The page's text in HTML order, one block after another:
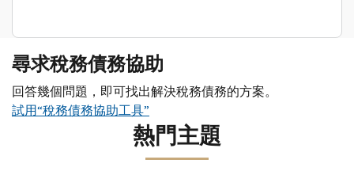
尋求稅務債務協助
回答幾個問題，即可找出解決稅務債務的方案。
試用“稅務債務協助工具”
熱門主題